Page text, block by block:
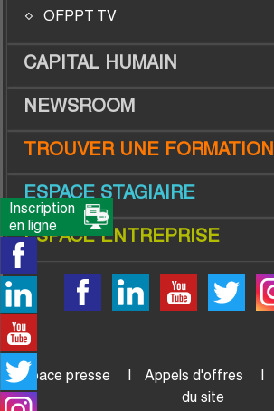
OFPPT TV
CAPITAL HUMAIN
NEWSROOM
TROUVER UNE FORMATION
ESPACE STAGIAIRE
ESPACE ENTREPRISE
Espace presse Appels d'offres
du site
Inscription
en ligne